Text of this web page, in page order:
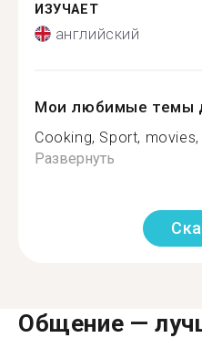
ИЗУЧАЕТ
английский
Мои любимые темы
Cooking, Sport, movies,
Развернуть
Общение —